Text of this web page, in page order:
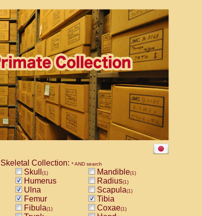
Skeletal Collection: * AND search
Skull (1) Mandible(1)
Humerus Radius(1)
Ulna Scapula(1)
Femur
Tibia
Fibula(1) Coxae(1)